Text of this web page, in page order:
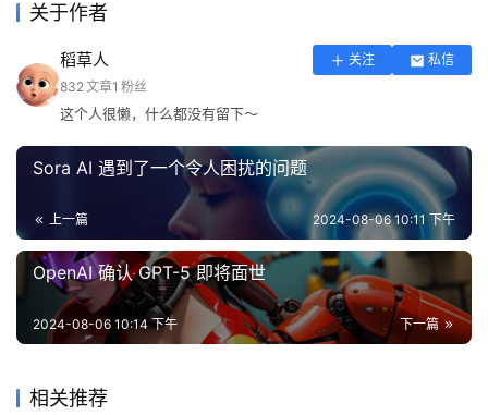
关于作者
稻草人 关注
私信
832文章1 粉丝
这个人很懒，什么都没有留下～
Sora AI 遇到了一个令人困扰的问题
上一篇 2024-08-06 10:11 下午
OpenAI 确认 GPT-5 即将面世
下一篇
2024-08-06 10:14 下午
相关推荐